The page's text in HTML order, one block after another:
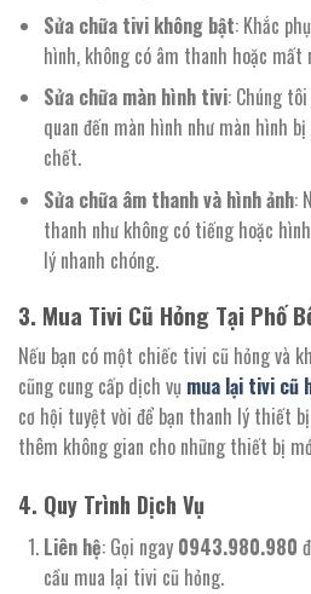
Sửa chữa tivi không bật: Khắc
hình, không có âm thanh hoặc mất
Sửa chữa màn hình tivi: Chúng
quan đến màn hình như màn hình
chết.
Sửa chữa âm thanh và hình ảnh:
thanh như không có tiếng hoặc
lý nhanh chóng.
3. Mua Tivi Cũ Hỏng Tại Phố
Nếu bạn có một chiếc tivi cũ hỏng và
cũng cung cấp dịch vụ mua lại tivi cũ
cơ hội tuyệt vời để bạn thanh lý thiết
thêm không gian cho những thiết bị
4. Quy Trình Dịch Vụ
Liên hệ: Gọi ngay 0943.980.980
cầu mua lại tivi cũ hỏng.